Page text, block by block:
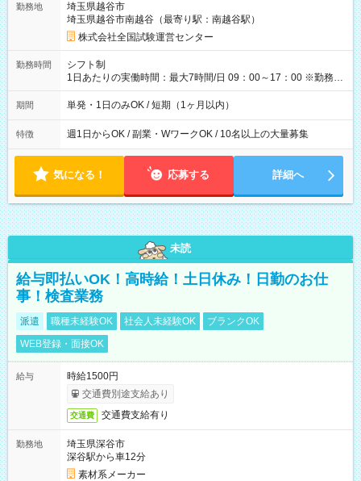
例】 ・河合塾模擬試験 8:30～17:30（休憩1時間） 時給1,300円
×8時間＝日収10,400円＋交通費 ※当日の役割により時給＋100
円の場合あり ・国家試験 7:00～13:30（休憩なし） 時給1,300
円（役割手当＋100円）×6時間＝日収8,400円＋交通費 【試用期
間】試用期間なし
勤務地
埼玉県越谷市
埼玉県越谷市南越谷（最寄り駅：南越谷駅）
株式会社全国試験運営センター
勤務時間
シフト制
1日あたりの実働時間：最大7時間/日 09：00～17：00 ※勤務時
間は 試験により異なります。
期間 単発・1日のみOK / 短期（1ヶ月以内）
特徴 週1日からOK / 副業・WワークOK / 10名以上の大量募集
気になる！ 応募する 詳細へ
未読
給与即払いOK！高時給！土日休み！日勤のお仕
事！検査業務
派遣 職種未経験OK 社会人未経験OK
ブランクOK
WEB登録・面接OK
給与
時給1500円
交通費別途支給あり
交通費 交通費支給有り
勤務地
埼玉県深谷市
深谷駅から車12分
素材系メーカー